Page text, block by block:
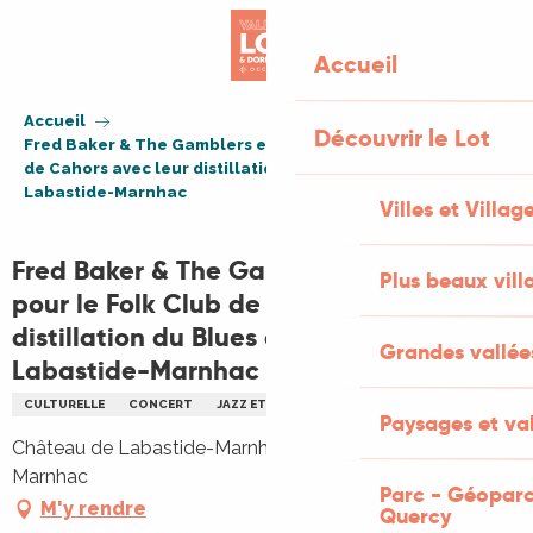
Accueil
Découvrir le Lot
Villes et
Plus beaux
Grandes
Paysages et
Parc -
Quercy
Accueil
Fred Baker & The Gamblers en concert pour le Folk Club
de Cahors avec leur distillation du Blues au château de
Labastide-Marnhac
Fred Baker & The Gamblers en concert
pour le Folk Club de Cahors avec leur
distillation du Blues au château de
Labastide-Marnhac
CULTURELLE CONCERT JAZZ ET BLUES
Château de Labastide-Marnhac, 46090 Labastide-
Marnhac
M'y rendre